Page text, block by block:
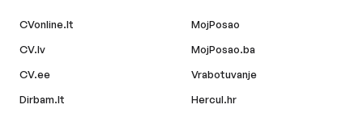
CVonline.lt
CV.lv
CV.ee
Dirbam.lt
MojPosao
MojPosao.ba
Vrabotuvanje
Hercul.hr